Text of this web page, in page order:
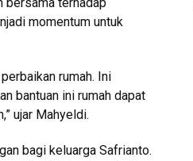
momentum untuk
rumah. Ini
bantuan ini rumah dapat
ujar Mahyeldi.
bagi keluarga Safrianto.